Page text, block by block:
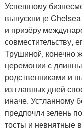
Успешному
выпускнице
и призёру
совместительству,
Трушиной, конечно
церемонии с
родственниками и
из главных дней
иначе. Устланному
предпочли зелень
тосты и невнятные